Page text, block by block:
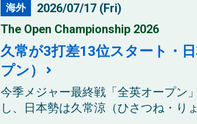
海外
2026/07/17 (Fri)
The Open Championship 2026
久常が3打差13位スタート・
プン）
今季メジャー最終戦「全英オープン
し、日本勢は久常涼（ひさつね・り